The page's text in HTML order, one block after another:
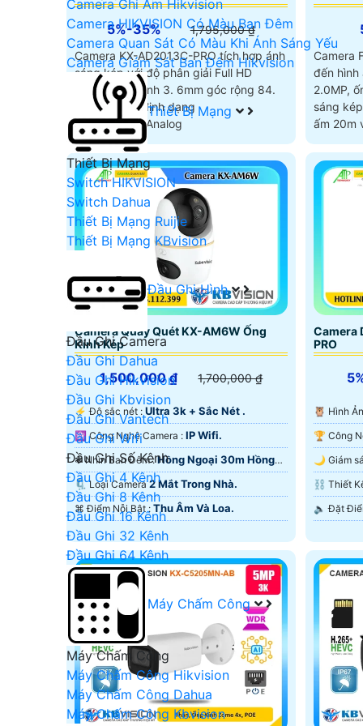
Camera Ghi Âm Hikvision
Camera HIKVISION Có Màu Ban Đêm
Camera Quan Sát Có Màu Khi Ánh Sáng Yếu
Camera Giám Sát Ban Đêm Hikvision
Thiết Bị Mạng
Thiết Bị Mạng
Switch HIKVISION
Switch Dahua
Thiết Bị Mạng Ruijie
Thiết Bị Mạng KBvision
Đầu Ghi Hình
Đầu Ghi Camera
Đầu Ghi Dahua
Đầu Ghi Hikvision
Đầu Ghi Kbvision
Đầu Ghi Vantech
Đầu Ghi Wifi
Đầu Ghi Số Kênh
Đầu Ghi 4 Kênh
Đầu Ghi 8 Kênh
Đầu Ghi 16 Kênh
Đầu Ghi 32 Kênh
Đầu Ghi 64 Kênh
Máy Chấm Công
Máy Chấm Công
Máy Chấm Công Hikvision
Máy Chấm Công Dahua
Máy Chấm Công Kbvision
5%-35%
1,795,000 ₫
Camera KX-AD2013C-PRO tích hợp ánh
sáng kép với độ phân giải Full HD
2.0MP, ống kính 3. 6mm góc rộng 84.
2°, hỗ trợ đa định dạng
CVI/TVI/AHD/Analog
Camera
đến hình
2.0MP,
sáng
ấm 20m
Camera Quay Quét KX-AM6W Ống
Kính Kép
1,500,000 ₫ 1,700,000 ₫
️⚡ Độ sắc nét : Ultra 3k + Sắc Nét .
⚛️ Công Nghệ Camera : IP Wifi.
❃ Nhìn Ban Đêm :Hồng Ngoại 30m Hồng
Ngoại SMD.
🗜️ Loại Camera2 Mắt Trong Nhà.
️⌘ Điểm Nỗi Bật : Thu Âm Và Loa.
Camera
PRO
🦉 Hình
Hồng⛓ Thiết